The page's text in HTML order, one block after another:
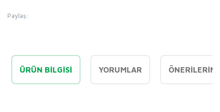
Paylaş:
ÜRÜN BILGISI YORUMLAR